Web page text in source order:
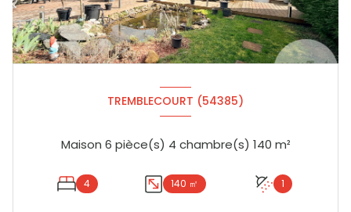
TREMBLECOURT (54385)
Maison 6 pièce(s) 4 chambre(s) 140 m²
4 140 ㎡ 1